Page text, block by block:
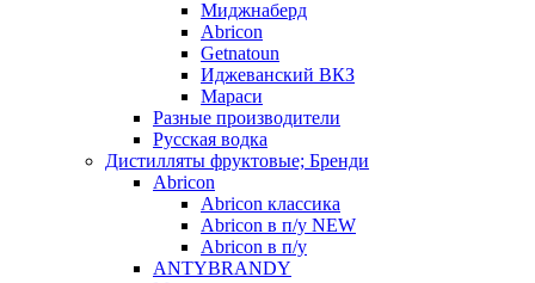
Миджнаберд
Abricon
Getnatoun
Иджеванский ВКЗ
Мараси
Разные производители
Русская водка
Дистилляты фруктовые; Бренди
Abricon
Abricon классика
Abricon в п/у NEW
Abricon в п/у
ANTYBRANDY